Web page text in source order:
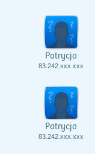
Patrycja
83.242.xxx.xxx
Patrycja
83.242.xxx.xxx